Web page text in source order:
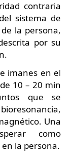
contraria
sistema de
la persona,
por su
imanes en el
10 – 20 min
que se
Una
como
la persona.